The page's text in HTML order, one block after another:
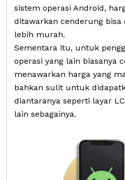
sistem operasi Android,
ditawarkan cenderung bisa
lebih murah.
Sementara itu, untuk
operasi yang lain biasanya
menawarkan harga yang
bahkan sulit untuk
diantaranya seperti layar
lain sebagainya.